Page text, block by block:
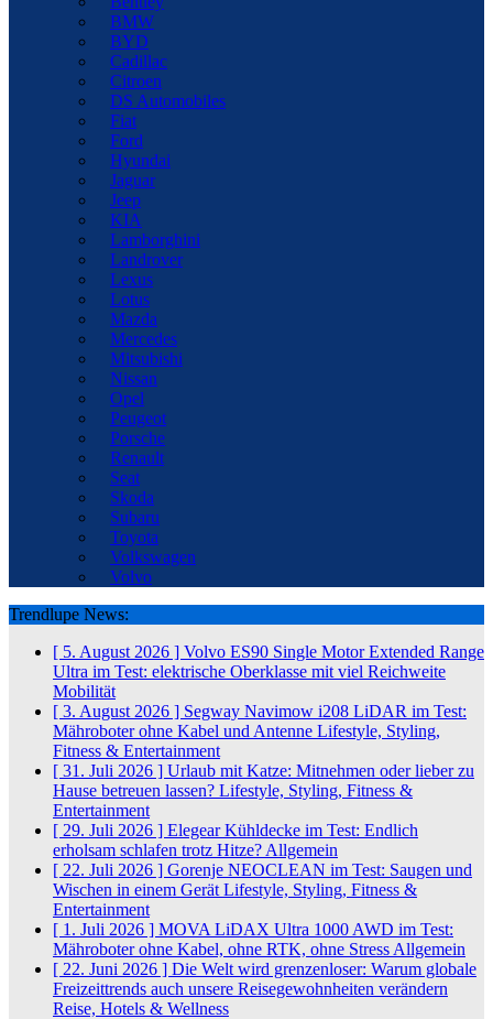
BMW
BYD
Cadillac
Citroen
DS Automobiles
Fiat
Ford
Hyundai
Jaguar
Jeep
KIA
Lamborghini
Landrover
Lexus
Lotus
Mazda
Mercedes
Mitsubishi
Nissan
Opel
Peugeot
Porsche
Renault
Seat
Skoda
Subaru
Toyota
Volkswagen
Volvo
Trendlupe News:
[ 5. August 2026 ] Volvo ES90 Single Motor Extended Range
Ultra im Test: elektrische Oberklasse mit viel Reichweite
Mobilität
[ 3. August 2026 ] Segway Navimow i208 LiDAR im Test:
Mähroboter ohne Kabel und Antenne Lifestyle, Styling,
Fitness & Entertainment
[ 31. Juli 2026 ] Urlaub mit Katze: Mitnehmen oder lieber zu
Hause betreuen lassen? Lifestyle, Styling, Fitness &
Entertainment
[ 29. Juli 2026 ] Elegear Kühldecke im Test: Endlich
erholsam schlafen trotz Hitze? Allgemein
[ 22. Juli 2026 ] Gorenje NEOCLEAN im Test: Saugen und
Wischen in einem Gerät Lifestyle, Styling, Fitness &
Entertainment
[ 1. Juli 2026 ] MOVA LiDAX Ultra 1000 AWD im Test:
Mähroboter ohne Kabel, ohne RTK, ohne Stress Allgemein
[ 22. Juni 2026 ] Die Welt wird grenzenloser: Warum globale
Freizeittrends auch unsere Reisegewohnheiten verändern
Reise, Hotels & Wellness